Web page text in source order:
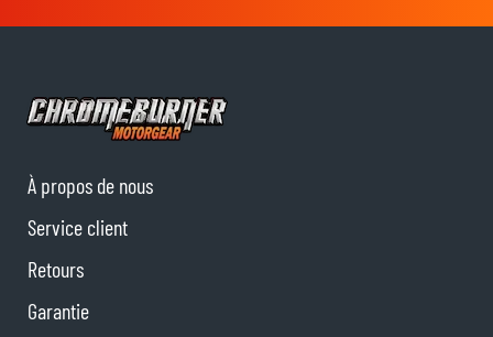
À propos de nous
Service client
Retours
Garantie